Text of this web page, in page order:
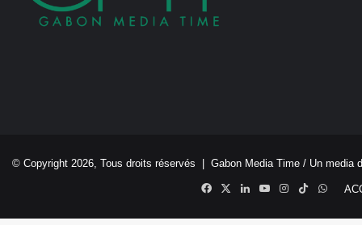
© Copyright 2026, Tous droits réservés | Gabon Media Time / Un media
Facebook
X LinkedinYouTubeInstagram
TikTok